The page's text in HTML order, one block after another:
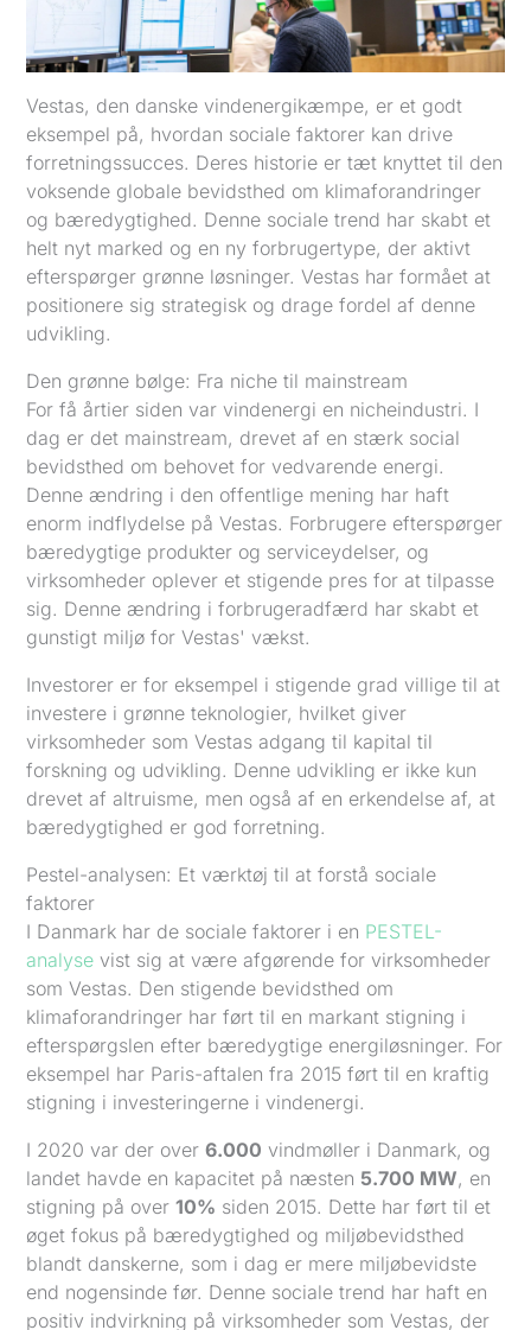
Vestas, den danske vindenergikæmpe, er et godt
eksempel på, hvordan sociale faktorer kan drive
forretningssucces. Deres historie er tæt knyttet til den
voksende globale bevidsthed om klimaforandringer
og bæredygtighed. Denne sociale trend har skabt et
helt nyt marked og en ny forbrugertype, der aktivt
efterspørger grønne løsninger. Vestas har formået at
positionere sig strategisk og drage fordel af denne
udvikling.
Den grønne bølge: Fra niche til mainstream
For få årtier siden var vindenergi en nicheindustri. I
dag er det mainstream, drevet af en stærk social
bevidsthed om behovet for vedvarende energi.
Denne ændring i den offentlige mening har haft
enorm indflydelse på Vestas. Forbrugere efterspørger
bæredygtige produkter og serviceydelser, og
virksomheder oplever et stigende pres for at tilpasse
sig. Denne ændring i forbrugeradfærd har skabt et
gunstigt miljø for Vestas' vækst.
Investorer er for eksempel i stigende grad villige til at
investere i grønne teknologier, hvilket giver
virksomheder som Vestas adgang til kapital til
forskning og udvikling. Denne udvikling er ikke kun
drevet af altruisme, men også af en erkendelse af, at
bæredygtighed er god forretning.
Pestel-analysen: Et værktøj til at forstå sociale
faktorer
I Danmark har de sociale faktorer i en PESTEL-
analyse vist sig at være afgørende for virksomheder
som Vestas. Den stigende bevidsthed om
klimaforandringer har ført til en markant stigning i
efterspørgslen efter bæredygtige energiløsninger. For
eksempel har Paris-aftalen fra 2015 ført til en kraftig
stigning i investeringerne i vindenergi.
I 2020 var der over6.000 vindmøller i Danmark, og
landet havde en kapacitet på næsten 5.700 MW, en
stigning på over10% siden 2015. Dette har ført til et
øget fokus på bæredygtighed og miljøbevidsthed
blandt danskerne, som i dag er mere miljøbevidste
end nogensinde før. Denne sociale trend har haft en
positiv indvirkning på virksomheder som Vestas, der